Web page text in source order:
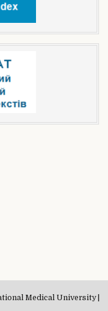
Medical University |